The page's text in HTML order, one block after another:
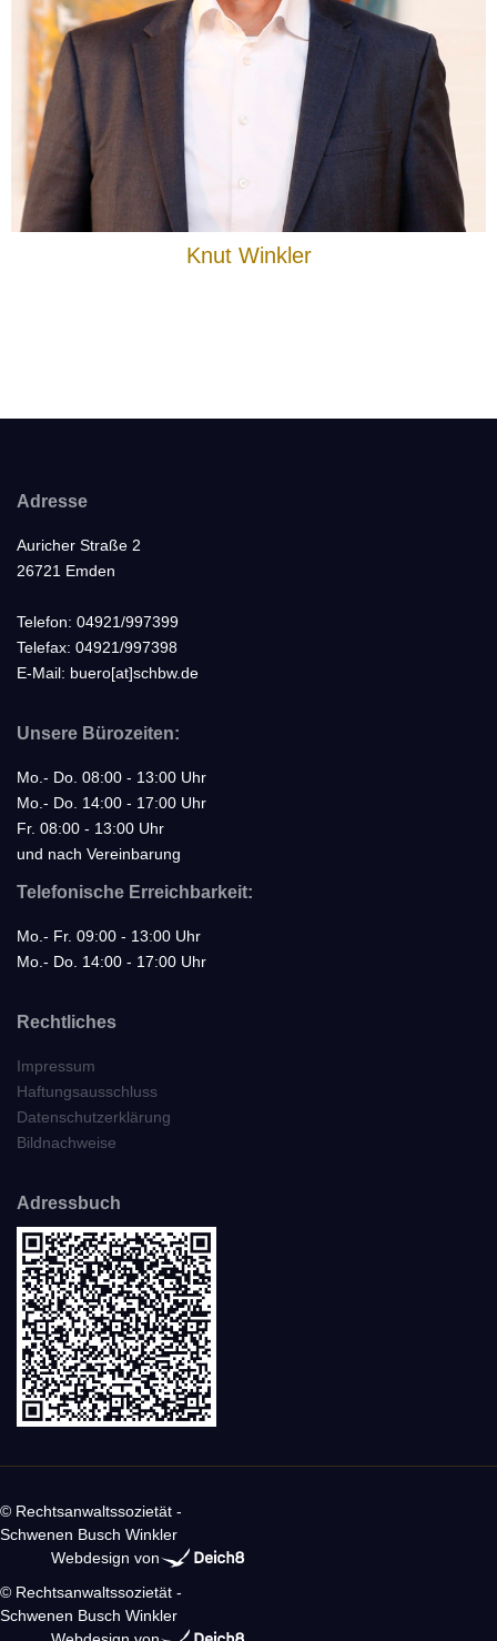
Knut Winkler
Adresse
Auricher Straße 2
26721 Emden
Telefon: 04921/997399
Telefax: 04921/997398
E-Mail: buero[at]schbw.de
Unsere Bürozeiten:
Mo.- Do. 08:00 - 13:00 Uhr
Mo.- Do. 14:00 - 17:00 Uhr
Fr. 08:00 - 13:00 Uhr
und nach Vereinbarung
Telefonische Erreichbarkeit:
Mo.- Fr. 09:00 - 13:00 Uhr
Mo.- Do. 14:00 - 17:00 Uhr
Rechtliches
Impressum
Haftungsausschluss
Datenschutzerklärung
Bildnachweise
Adressbuch
© Rechtsanwaltssozietät -
Schwenen Busch Winkler
Webdesign von
© Rechtsanwaltssozietät -
Schwenen Busch Winkler